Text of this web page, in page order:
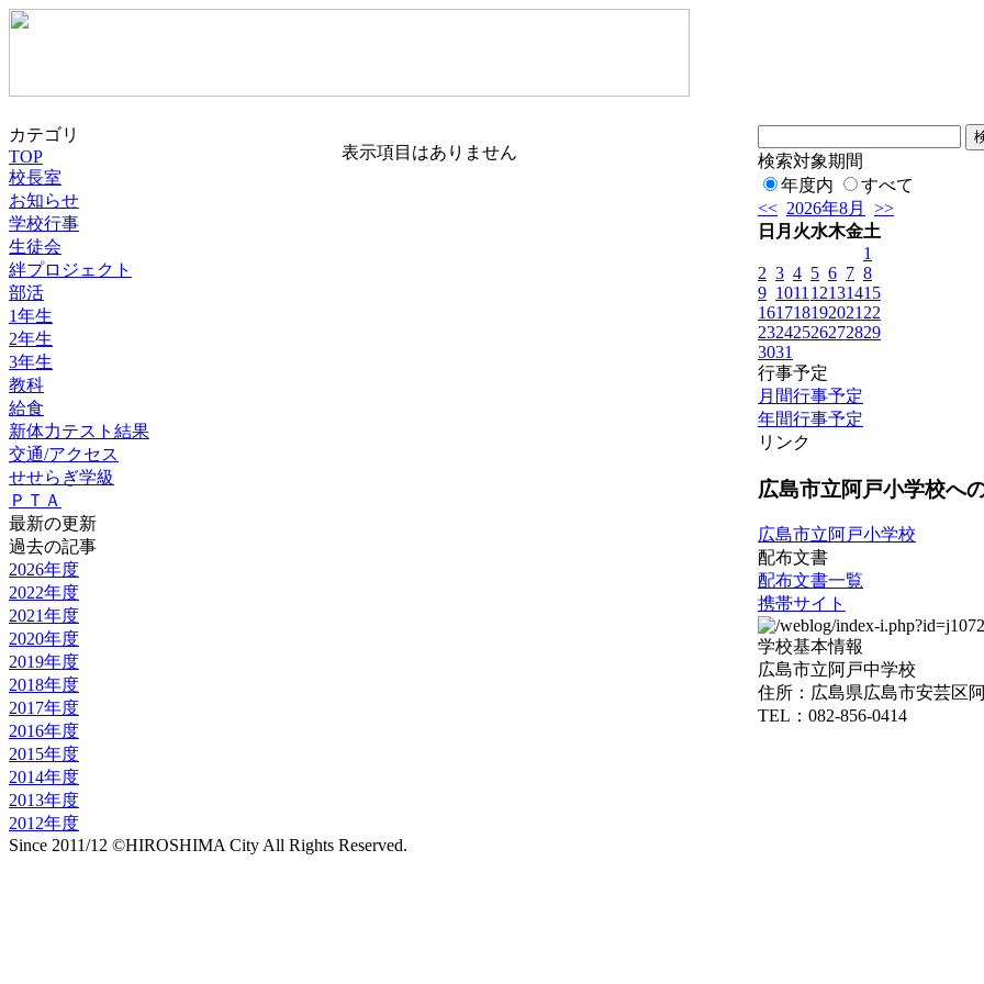
カテゴリ
TOP
校長室
お知らせ
学校行事
生徒会
絆プロジェクト
部活
1年生
2年生
3年生
教科
給食
新体力テスト結果
交通/アクセス
せせらぎ学級
ＰＴＡ
最新の更新
過去の記事
2026年度
2022年度
2021年度
2020年度
2019年度
2018年度
2017年度
2016年度
2015年度
2014年度
2013年度
2012年度
表示項目はありません
検索対象期間
年度内
すべて
<< 2026年8月
>>
日 月 火水木金土
1
2 3 4 5 6 7 8
9 1011 12131415
161718192021 22
23242526272829
3031
行事予定
月間行事予定
年間行事予定
リンク
広島市立阿戸小学校へ
広島市立阿戸小学校
配布文書
配布文書一覧
携帯サイト
学校基本情報
広島市立阿戸中学校
住所：広島県広島市安芸区
TEL：082-856-0414
Since 2011/12 ©HIROSHIMA City All Rights Reserved.